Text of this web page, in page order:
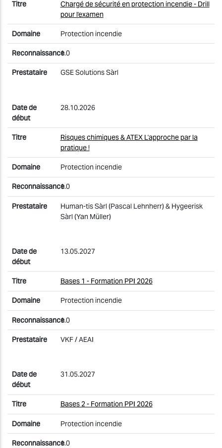
Chargé de sécurité en protection incendie - Drill
pour l'examen
Protection incendie
1.0
GSE Solutions Sàrl
28.10.2026
Risques chimiques & ATEX L'approche par la
pratique !
Protection incendie
1.0
Human-tis Sàrl (Pascal Lehnherr) & Hygeerisk
Sàrl (Yan Müller)
13.05.2027
Bases 1 - Formation PPI 2026
Protection incendie
1.0
VKF / AEAI
31.05.2027
Bases 2 - Formation PPI 2026
Protection incendie
1.0